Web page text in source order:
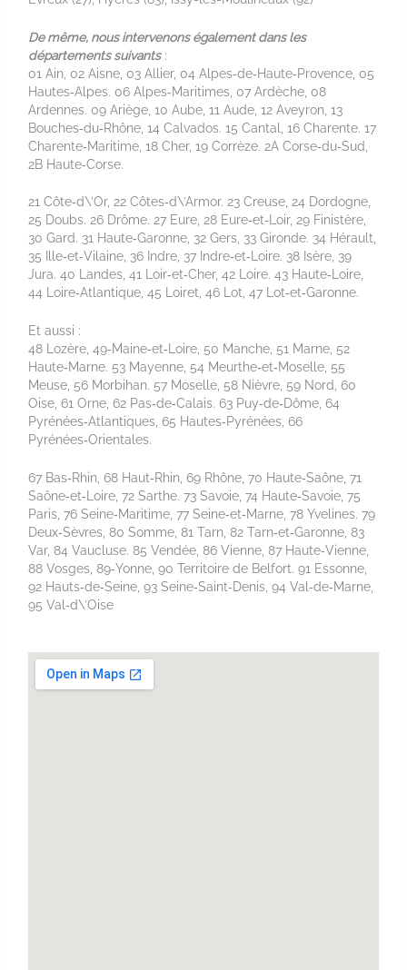
De même, nous intervenons également dans les
départements suivants:
01 Ain, 02 Aisne, 03 Allier, 04 Alpes‑de‑Haute‑Provence, 05
Hautes‑Alpes. 06 Alpes‑Maritimes, 07 Ardèche, 08
Ardennes. 09 Ariège, 10 Aube, 11 Aude, 12 Aveyron, 13
Bouches‑du‑Rhône, 14 Calvados. 15 Cantal, 16 Charente. 17
Charente‑Maritime, 18 Cher, 19 Corrèze. 2A Corse‑du‑Sud,
2B Haute‑Corse.
21 Côte‑d\’Or, 22 Côtes‑d\’Armor. 23 Creuse, 24 Dordogne,
25 Doubs. 26 Drôme. 27 Eure, 28 Eure‑et‑Loir, 29 Finistère,
30 Gard. 31 Haute‑Garonne, 32 Gers, 33 Gironde. 34 Hérault,
35 Ille‑et‑Vilaine, 36 Indre, 37 Indre‑et‑Loire. 38 Isère, 39
Jura. 40 Landes, 41 Loir‑et‑Cher, 42 Loire. 43 Haute‑Loire,
44 Loire‑Atlantique, 45 Loiret, 46 Lot, 47 Lot‑et‑Garonne.
Et aussi :
48 Lozère, 49‑Maine‑et‑Loire, 50 Manche, 51 Marne, 52
Haute‑Marne. 53 Mayenne, 54 Meurthe‑et‑Moselle, 55
Meuse, 56 Morbihan. 57 Moselle, 58 Nièvre, 59 Nord, 60
Oise, 61 Orne, 62 Pas‑de‑Calais. 63 Puy‑de‑Dôme, 64
Pyrénées‑Atlantiques, 65 Hautes‑Pyrénées, 66
Pyrénées‑Orientales.
67 Bas‑Rhin, 68 Haut‑Rhin, 69 Rhône, 70 Haute‑Saône, 71
Saône‑et‑Loire, 72 Sarthe. 73 Savoie, 74 Haute‑Savoie, 75
Paris, 76 Seine‑Maritime, 77 Seine‑et‑Marne, 78 Yvelines. 79
Deux‑Sèvres, 80 Somme, 81 Tarn, 82 Tarn‑et‑Garonne, 83
Var, 84 Vaucluse. 85 Vendée, 86 Vienne, 87 Haute‑Vienne,
88 Vosges, 89‑Yonne, 90 Territoire de Belfort. 91 Essonne,
92 Hauts‑de‑Seine, 93 Seine‑Saint‑Denis, 94 Val‑de‑Marne,
95 Val‑d\’Oise